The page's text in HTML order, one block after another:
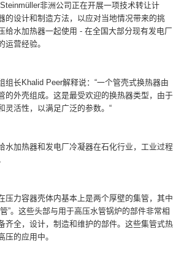
非洲公司正在开展一项技术转让计
的设计和制造方法，以应对当地情况带来的挑
给水加热器一起使用 - 在全国大部分现有发电厂
运营经验。
组长Khalid Peer解释说：“一个管壳式换热器由
的外壳组成。这是最受欢迎的换热器类型，由于
灵活性，以满足广泛的参数。“
水加热器和发电厂冷凝器在石化行业，工业过程
压力容器壳体内基本上是两个厚壁的集管，其中
”。这些头部与用于高压水管锅炉的部件非常相
齐全，设计，制造和维护的部件。这些集管式热
压的应用中。